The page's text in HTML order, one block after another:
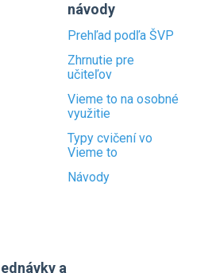
návody
Prehľad podľa ŠVP
Zhrnutie pre
učiteľov
Vieme to na osobné
využitie
Typy cvičení vo
Vieme to
Návody
a